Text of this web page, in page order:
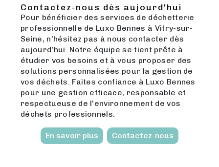
Contactez-nous dès aujourd'hui
Pour bénéficier des services de déchetterie
professionnelle de Luxo Bennes à Vitry-sur-
Seine, n'hésitez pas à nous contacter dès
aujourd'hui. Notre équipe se tient prête à
étudier vos besoins et à vous proposer des
solutions personnalisées pour la gestion de
vos déchets. Faites confiance à Luxo Bennes
pour une gestion efficace, responsable et
respectueuse de l'environnement de vos
déchets professionnels.
En savoir plus Contactez-nous